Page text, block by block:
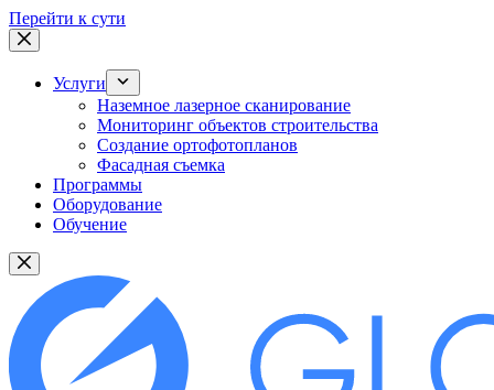
Перейти к сути
Услуги
Наземное лазерное сканирование
Мониторинг объектов строительства
Создание ортофотопланов
Фасадная съемка
Программы
Оборудование
Обучение